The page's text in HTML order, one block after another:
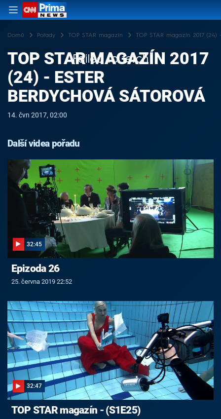
Domů Pořady TOP STAR magazín TOP STAR magazín 2017
Failed to fetch
TOP STAR MAGAZÍN 2017
(24) - ESTER
BERDYCHOVÁ SÁTOROVÁ
14. čvn 2017, 02:00
Další videa pořadu
32:45
Epizoda 26
25. června 2019 22:52
32:47
TOP STAR magazín - (S1E25)